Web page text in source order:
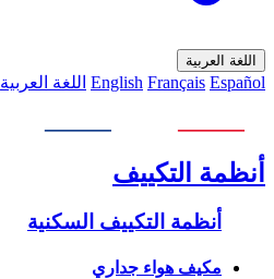
اللغة العربية
English Français Español اللغة العربية
أنظمة التكييف
أنظمة التكييف السكنية
مكيف هواء جداري